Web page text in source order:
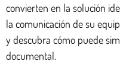
convierten en la solución
la comunicación de su
y descubra cómo puede
documental.